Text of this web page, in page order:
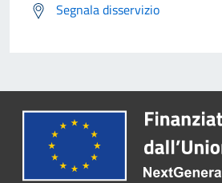
Segnala disservizio